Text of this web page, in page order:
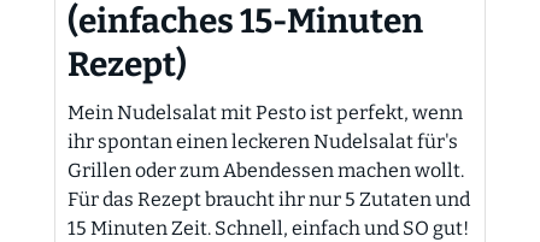
(einfaches 15-Minuten
Rezept)
Mein Nudelsalat mit Pesto ist perfekt, wenn
ihr spontan einen leckeren Nudelsalat für's
Grillen oder zum Abendessen machen wollt.
Für das Rezept braucht ihr nur 5 Zutaten und
15 Minuten Zeit. Schnell, einfach und SO gut!